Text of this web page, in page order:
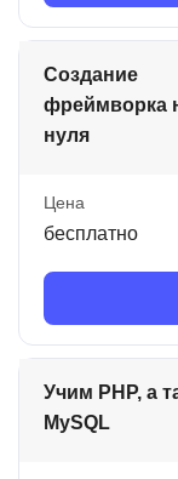
Создание
фреймворка
нуля
Цена
бесплатно
Учим PHP, а
MySQL